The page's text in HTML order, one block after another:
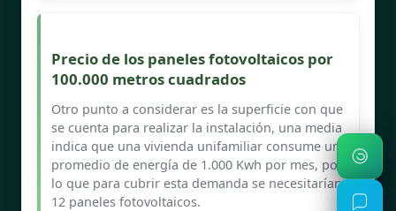
Precio de los paneles fotovoltaicos por
100.000 metros cuadrados
Otro punto a considerar es la superficie con que
se cuenta para realizar la instalación, una media
indica que una vivienda unifamiliar consume un
promedio de energía de 1.000 Kwh por mes, por
lo que para cubrir esta demanda se necesitarían
12 paneles fotovoltaicos.